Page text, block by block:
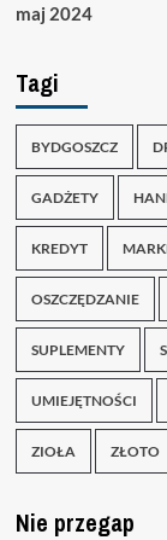
maj 2024
Tagi
BYDGOSZCZ
GADŻETY
KREDYT
OSZCZĘDZANIE
SUPLEMENTY
UMIEJĘTNOŚCI
ZIOŁA ZŁOTO
Nie przegap